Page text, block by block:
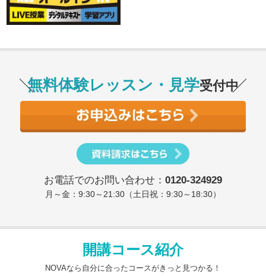
無料体験レッスン・見学受付中
お電話でのお問い合わせ： 0120-324929
月～金：9:30～21:30（土日祝：9:30～18:30）
開講コース紹介
NOVAなら自分に合ったコースがきっと見つかる！